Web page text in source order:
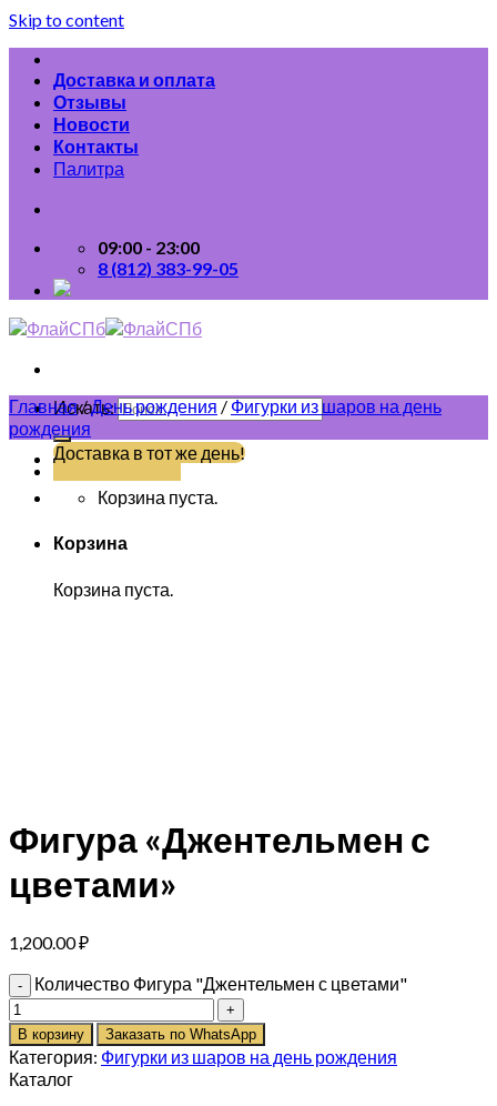
Skip to content
Доставка и оплата
Отзывы
Новости
Контакты
Палитра
09:00 - 23:00
8 (812) 383-99-05
Искать:
(812) 383-99-05
Доставка в тот же день!
Корзина пуста.
Корзина
Корзина пуста.
Главная/День рождения/Фигурки из шаров на день
рождения
Фигура «Джентельмен с
цветами»
1,200.00₽
Количество Фигура "Джентельмен с цветами"
В корзину Заказать по WhatsApp
Категория: Фигурки из шаров на день рождения
Каталог